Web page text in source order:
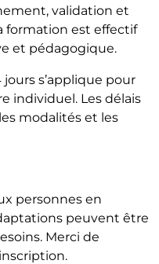
validation et
formation est effectif
et pédagogique.
s’applique pour
individuel. Les délais
modalités et les
personnes en
peuvent être
Merci de